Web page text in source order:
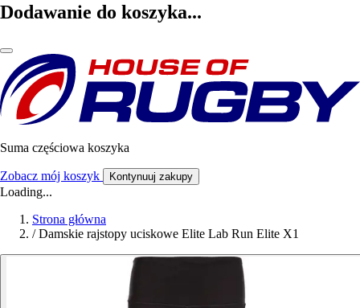
Dodawanie do koszyka...
Suma częściowa koszyka
Zobacz mój koszyk Kontynuuj zakupy
Loading...
Strona główna
/ Damskie rajstopy uciskowe Elite Lab Run Elite X1